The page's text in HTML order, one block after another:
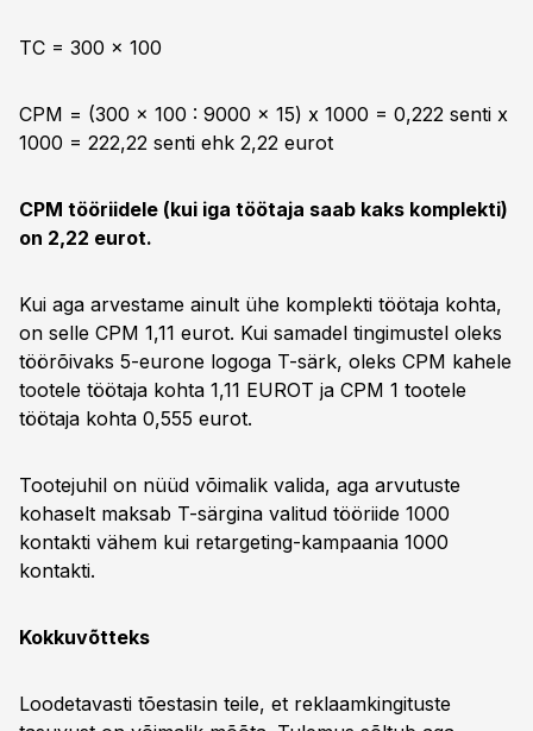
TC = 300 x 100
CPM = (300 x 100 : 9000 x 15) x 1000 = 0,222 senti x
1000 = 222,22 senti ehk 2,22 eurot
CPM tööriidele (kui iga töötaja saab kaks komplekti)
on 2,22 eurot.
Kui aga arvestame ainult ühe komplekti töötaja kohta,
on selle CPM 1,11 eurot. Kui samadel tingimustel oleks
töörõivaks 5-eurone logoga T-särk, oleks CPM kahele
tootele töötaja kohta 1,11 EUROT ja CPM 1 tootele
töötaja kohta 0,555 eurot.
Tootejuhil on nüüd võimalik valida, aga arvutuste
kohaselt maksab T-särgina valitud tööriide 1000
kontakti vähem kui retargeting-kampaania 1000
kontakti.
Kokkuvõtteks
Loodetavasti tõestasin teile, et reklaamkingituste